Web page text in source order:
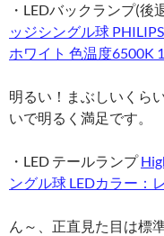
・LEDバックランプ(後
ッジシングル球
ホワイト 色温度6500K
明るい！まぶしいくら
いで明るく満足です。
・LED テールランプ
ングル球 LEDカラー：
ん～、正直見た目は標